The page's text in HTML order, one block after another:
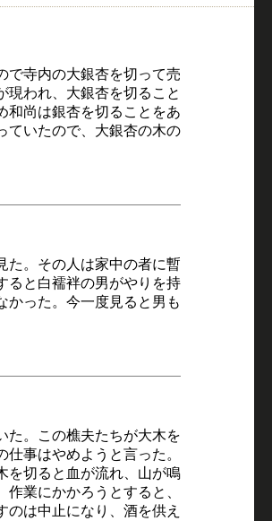
で寺内の大銀杏を切って売
現われ、大銀杏を切ること
和尚は銀杏を切ることをあ
ていたので、大銀杏の木の
た。その人は家中の者に暫
ると白襦袢の男がやりを持
かった。今一度見ると男も
た。この樵夫たちが大木を
事はやめようと言った。
を切ると血が流れ、山が鳴
業にかかろうとすると、
は中止になり、酒を供え